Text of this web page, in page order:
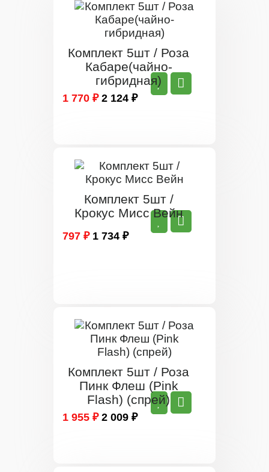
Комплект 5шт / Роза
Кабаре(чайно-
гибридная)
1 770 ₽ 2 124 ₽
Комплект 5шт /
Крокус Мисс Вейн
797 ₽ 1 734 ₽
Комплект 5шт / Роза
Пинк Флеш (Pink
Flash) (спрей)
1 955 ₽ 2 009 ₽